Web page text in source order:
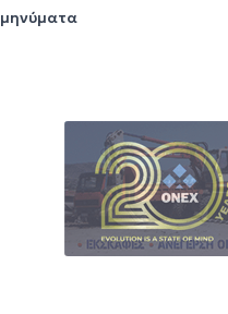
μηνύματα